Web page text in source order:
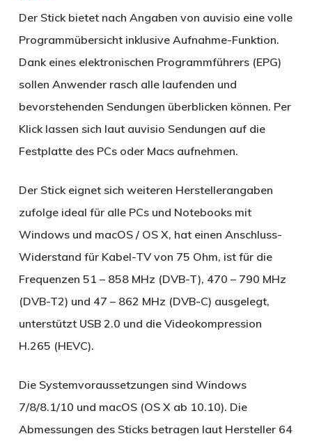
Der Stick bietet nach Angaben von auvisio eine volle
Programmübersicht inklusive Aufnahme-Funktion.
Dank eines elektronischen Programmführers (EPG)
sollen Anwender rasch alle laufenden und
bevorstehenden Sendungen überblicken können. Per
Klick lassen sich laut auvisio Sendungen auf die
Festplatte des PCs oder Macs aufnehmen.
Der Stick eignet sich weiteren Herstellerangaben
zufolge ideal für alle PCs und Notebooks mit
Windows und macOS / OS X, hat einen Anschluss-
Widerstand für Kabel-TV von 75 Ohm, ist für die
Frequenzen 51 – 858 MHz (DVB-T), 470 – 790 MHz
(DVB-T2) und 47 – 862 MHz (DVB-C) ausgelegt,
unterstützt USB 2.0 und die Videokompression
H.265 (HEVC).
Die Systemvoraussetzungen sind Windows
7/8/8.1/10 und macOS (OS X ab 10.10). Die
Abmessungen des Sticks betragen laut Hersteller 64